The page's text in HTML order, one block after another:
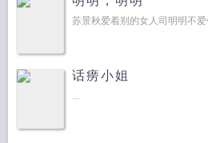
苏景秋爱着别的女人司明明不
话痨小姐
...